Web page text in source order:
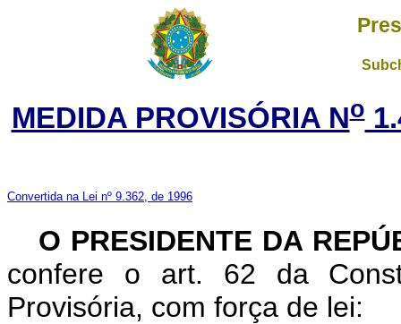
MEDIDA PROVISÓRIA No
Convertida na Lei nº 9.362, de 1996
O PRESIDENTE DA
confere o art. 62 da
Provisória, com força de lei: